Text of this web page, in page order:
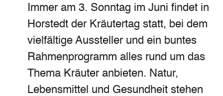
Immer am 3. Sonntag im Juni findet in
Horstedt der Kräutertag statt, bei dem
vielfältige Aussteller und ein buntes
Rahmenprogramm alles rund um das
Thema Kräuter anbieten. Natur,
Lebensmittel und Gesundheit stehen